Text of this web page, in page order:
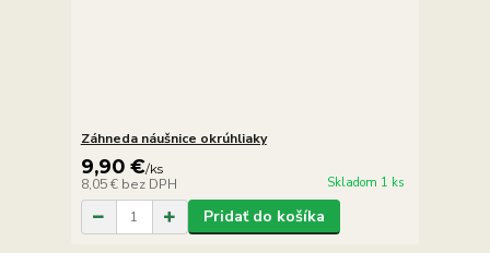
Záhneda náušnice okrúhliaky
9,90 €/ks
8,05 € bez DPH Skladom 1 ks
Pridať do košíka